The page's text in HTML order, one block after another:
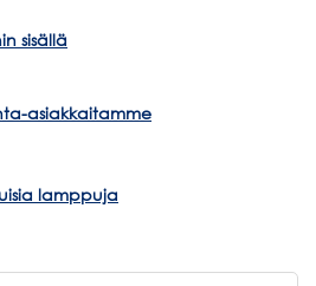
sisällä
asiakkaitamme
lamppuja